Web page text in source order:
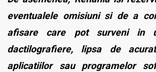
eventualele omisiuni si de a
afisare care pot surveni in
dactilografiere, lipsa de
aplicatiilor sau programelor